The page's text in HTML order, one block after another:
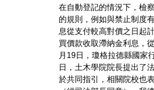
在自動登記的情況下，檢
的規則，例如與禁止制度
息從支付較高對價之日起
買價款收取滯納金利息，
月19日，瓊格拉德縣國家
日，土木學院院長提出了
於共同指引，相關院校也